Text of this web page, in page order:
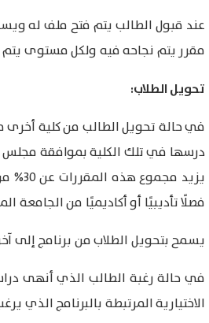
عند قبول الطالب يتم فتح ملف له
مقرر يتم نجاحه فيه ولكل مستوى يتم
تحويل الطلاب:
في حالة تحويل الطالب من كلية أخرى
درسها في تلك الكلية بموافقة مجلس
فصلًا تأديبيًا أو أكاديميًا من الجامعة
يسمح بتحويل الطلاب من برنامج إلى
في حالة رغبة الطالب الذي أنهى
الاختيارية المرتبطة بالبرنامج